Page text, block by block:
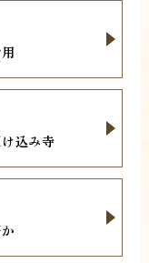
込み寺